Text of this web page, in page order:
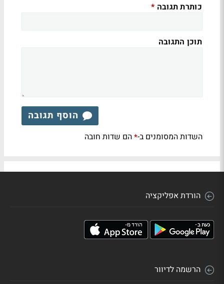
כותרת תגובה *
תוכן התגובה
הוסף תגובה
השדות המסומנים ב-*הם שדות חובה
הורדת אפליקציה
הרשמה לדיוור